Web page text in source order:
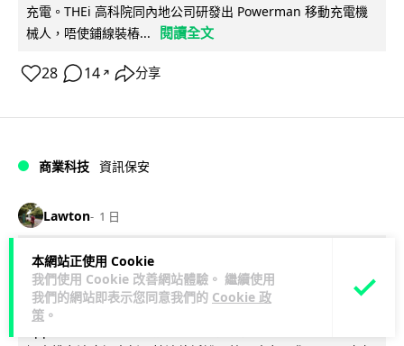
本網站正使用 Cookie
我們使用 Cookie 改善網站體驗。 繼續使用
我們的網站即表示您同意我們的 Cookie 政
策 。
充電。THEi 高科院同內地公司研發出 Powerman 移動充電機
械人，唔使鋪線裝樁...
閱讀全文
28 14 ↗ 分享
商業科技 資訊保安
Lawton 1 日
被命令製造「後門」 Apple 再控告英國
政府 加密後門爭議延燒逾 1 年